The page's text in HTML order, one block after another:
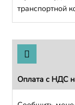
транспортной
Оплата с НДС